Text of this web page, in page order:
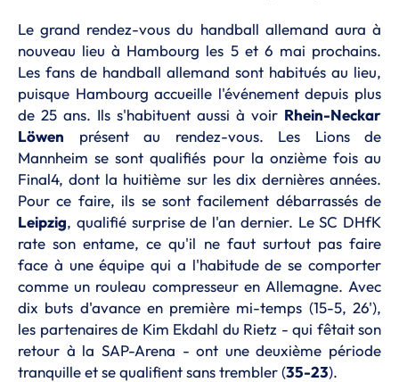
Le grand rendez-vous du handball allemand aura à
nouveau lieu à Hambourg les 5 et 6 mai prochains.
Les fans de handball allemand sont habitués au lieu,
puisque Hambourg accueille l'événement depuis plus
de 25 ans. Ils s'habituent aussi à voir Rhein-Neckar
Löwen présent au rendez-vous. Les Lions de
Mannheim se sont qualifiés pour la onzième fois au
Final4, dont la huitième sur les dix dernières années.
Pour ce faire, ils se sont facilement débarrassés de
Leipzig, qualifié surprise de l'an dernier. Le SC DHfK
rate son entame, ce qu'il ne faut surtout pas faire
face à une équipe qui a l'habitude de se comporter
comme un rouleau compresseur en Allemagne. Avec
dix buts d'avance en première mi-temps (15-5, 26'),
les partenaires de Kim Ekdahl du Rietz - qui fêtait son
retour à la SAP-Arena - ont une deuxième période
tranquille et se qualifient sans trembler (35-23).